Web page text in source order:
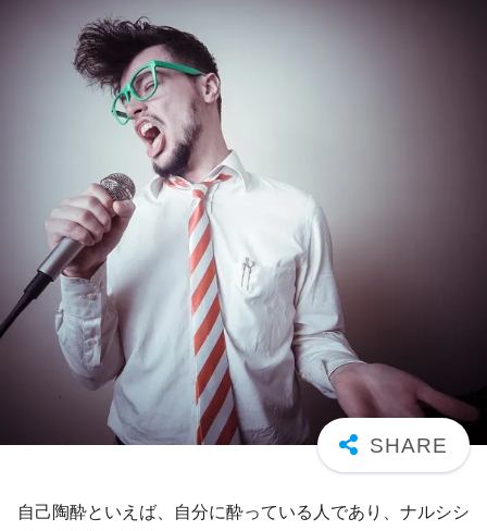
自己陶酔といえば、自分に酔っている人であり、ナルシシ